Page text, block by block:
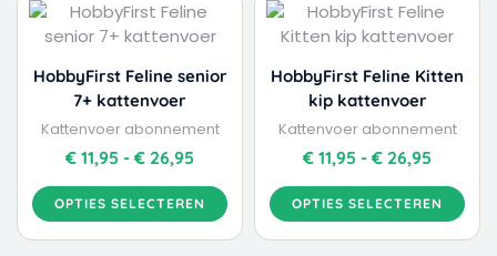
HobbyFirst Feline senior
7+ kattenvoer
Kattenvoer abonnement
€ 11,95 - € 26,95
€ 11,95
tot
€ 26,95
OPTIES SELECTEREN
product
heeft
meerdere
variaties.
Deze
optie
kan
gekozen
worden
op
HobbyFirst Feline Kitten
kip kattenvoer
Kattenvoer abonnement
€ 11,95 - € 26,95
€ 11,95
tot
€ 26,95
OPTIES SELECTEREN
product
heeft
meerdere
variaties.
Deze
optie
kan
gekozen
worden
op